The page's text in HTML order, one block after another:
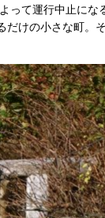
って運行中止にな
けの小さな町。